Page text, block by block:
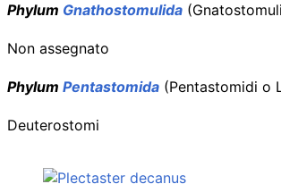
Phylum Gnathostomulida
Non assegnato
Phylum Pentastomida (Pentastomidi o
Deuterostomi